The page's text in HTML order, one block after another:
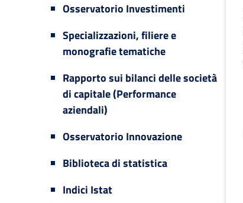
Osservatorio Investimenti
Specializzazioni, filiere e
monografie tematiche
Rapporto sui bilanci delle società
di capitale (Performance
aziendali)
Osservatorio Innovazione
Biblioteca di statistica
Indici Istat